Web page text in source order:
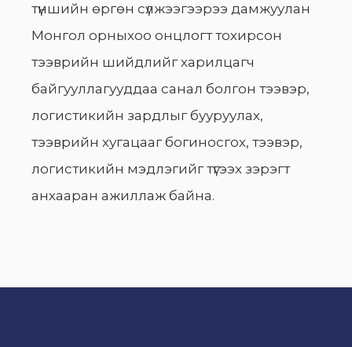
түншийн өргөн сүлжээгээрээ дамжуулан
Монгол орныхоо онцлогт тохирсон
тээврийн шийдлийг харилцагч
байгууллагууддаа санал болгон тээвэр,
логистикийн зардлыг бууруулах,
тээврийн хугацааг богиносгох, тээвэр,
логистикийн мэдлэгийг түгээх зэрэгт
анхааран ажиллаж байна.